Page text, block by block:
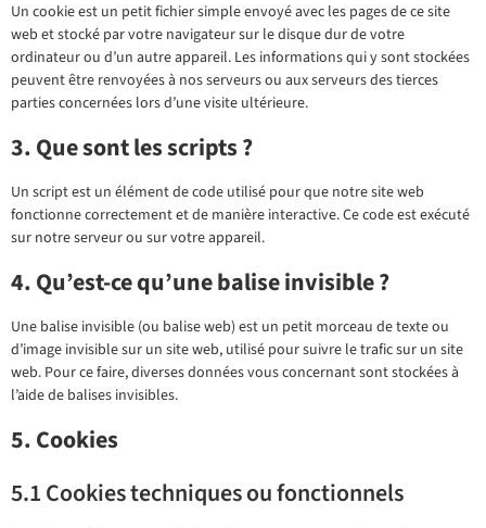
Un cookie est un petit fichier simple envoyé avec les pages de ce site
web et stocké par votre navigateur sur le disque dur de votre
ordinateur ou d’un autre appareil. Les informations qui y sont stockées
peuvent être renvoyées à nos serveurs ou aux serveurs des tierces
parties concernées lors d’une visite ultérieure.
3. Que sont les scripts ?
Un script est un élément de code utilisé pour que notre site web
fonctionne correctement et de manière interactive. Ce code est exécuté
sur notre serveur ou sur votre appareil.
4. Qu’est-ce qu’une balise invisible ?
Une balise invisible (ou balise web) est un petit morceau de texte ou
d’image invisible sur un site web, utilisé pour suivre le trafic sur un site
web. Pour ce faire, diverses données vous concernant sont stockées à
l’aide de balises invisibles.
5. Cookies
5.1 Cookies techniques ou fonctionnels